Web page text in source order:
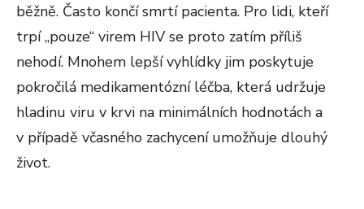
běžně. Často končí smrtí pacienta. Pro lidi, kteří
trpí „pouze“ virem HIV se proto zatím příliš
nehodí. Mnohem lepší vyhlídky jim poskytuje
pokročilá medikamentózní léčba, která udržuje
hladinu viru v krvi na minimálních hodnotách a
v případě včasného zachycení umožňuje dlouhý
život.